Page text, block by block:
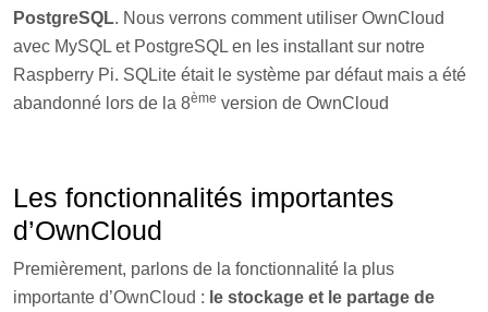
PostgreSQL. Nous verrons comment utiliser OwnCloud
avec MySQL et PostgreSQL en les installant sur notre
Raspberry Pi. SQLite était le système par défaut mais a été
abandonné lors de la 8ème version de OwnCloud
Les fonctionnalités importantes
d’OwnCloud
Premièrement, parlons de la fonctionnalité la plus
importante d’OwnCloud : le stockage et le partage de